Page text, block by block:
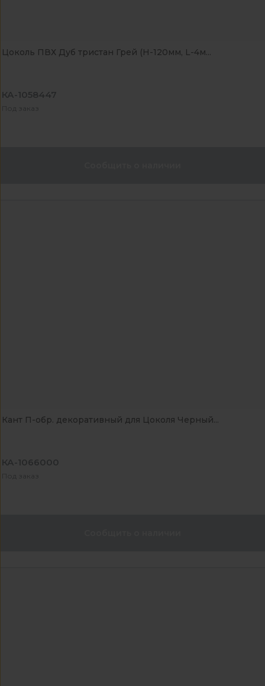
Цоколь ПВХ Дуб тристан Грей (H-120мм, L-4м...
КА-1058447
Под заказ
Кант П-обр. декоративный для Цоколя Черный...
КА-1066000
Под заказ